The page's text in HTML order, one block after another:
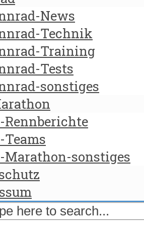
News
Technik
Training
Tests
sonstiges
Rennberichte
Teams
Marathon-sonstiges